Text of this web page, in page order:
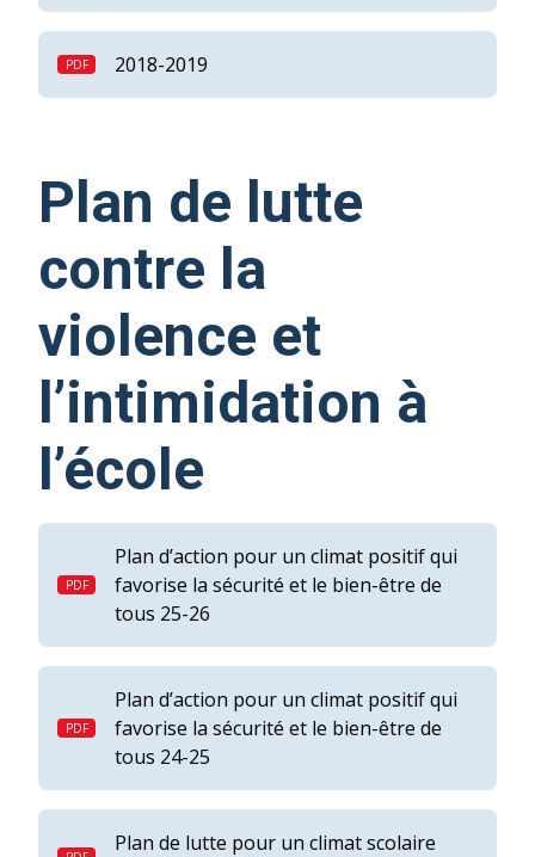
2018-2019
Plan de lutte
contre la
violence et
l’intimidation à
l’école
Plan d’action pour un climat positif qui
favorise la sécurité et le bien-être de
tous 25-26
Plan d’action pour un climat positif qui
favorise la sécurité et le bien-être de
tous 24-25
Plan de lutte pour un climat scolaire